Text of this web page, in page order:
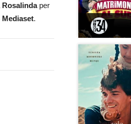
Rosalindaper
Mediaset.